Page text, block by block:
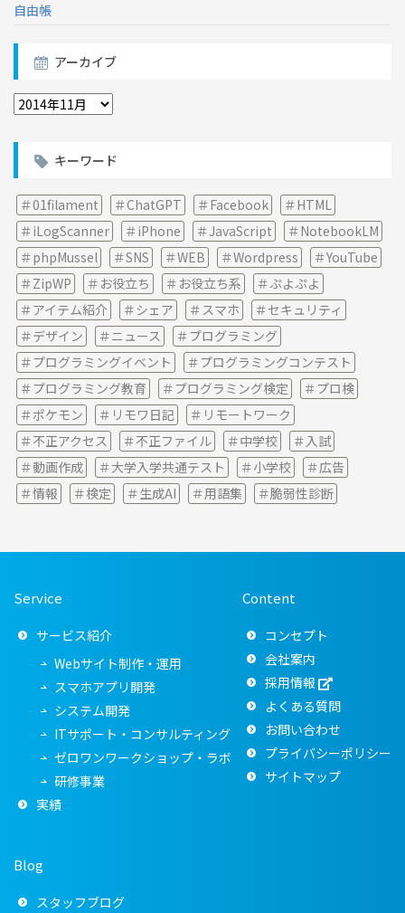
自由帳
アーカイブ
ア
ー
カ
ブ
キーワード
01filament ChatGPT Facebook
HTML
iLogScanner
iPhone JavaScript
NotebookLM
phpMussel
SNS WEB Wordpress
YouTube
ZipWP
お役立ち お役立ち系
ぷよぷよ
アイテム紹介
シェア スマホ
セキュリティ
デザイン
ニュース
プログラミング
プログラミングイベント
プログラミングコンテスト
プログラミング教育
プログラミング検定
プロ検
ポケモン
リモワ日記
リモートワーク
不正アクセス
不正ファイル 中学校
入試
動画作成
大学入学共通テスト 小学校
広告
情報
検定 生成AI 用語集 脆弱性診断
Service
サービス紹介
Webサイト制作・運用
スマホアプリ開発
システム開発
ITサポート・コンサルティング
ゼロワンワークショップ・ラボ
研修事業
実績
Content
コンセプト
会社案内
採用情報
よくある質問
お問い合わせ
プライバシーポリシー
サイトマップ
Blog
スタッフブログ